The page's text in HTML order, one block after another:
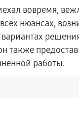
вовремя,
нюансах,
также
работы.